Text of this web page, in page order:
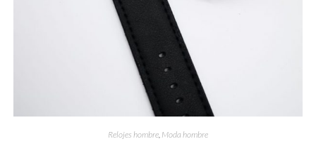
Relojes hombre, Moda hombre